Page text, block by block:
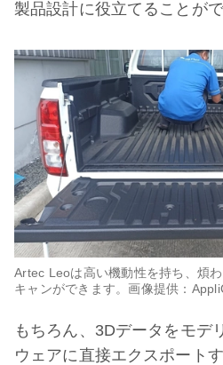
製品設計に役立てることがで
Artec Leoは高い機動性を持ち、煩
キャンができます。画像提供：
もちろん、3Dデータをモデ
ウェアに直接エクスポート